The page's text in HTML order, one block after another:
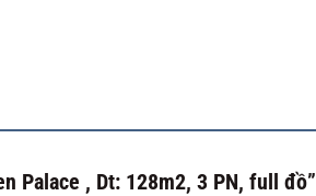
Palace , Dt: 128m2, 3 PN, full đồ”